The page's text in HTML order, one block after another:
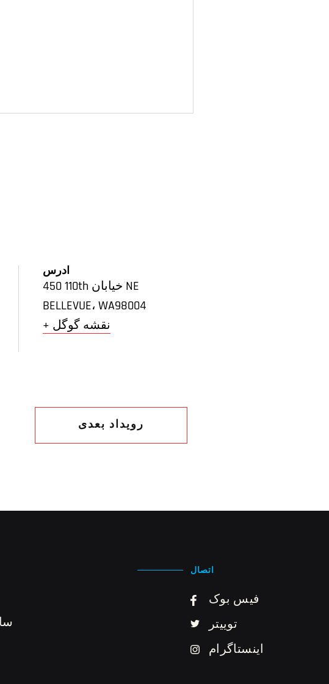
آدرس
450 110th خیابان NE
BELLEVUE، WA98004
+ نقشه گوگل
رویداد بعدی
اتصال
فیس بوک
توییتر
اینستاگرام